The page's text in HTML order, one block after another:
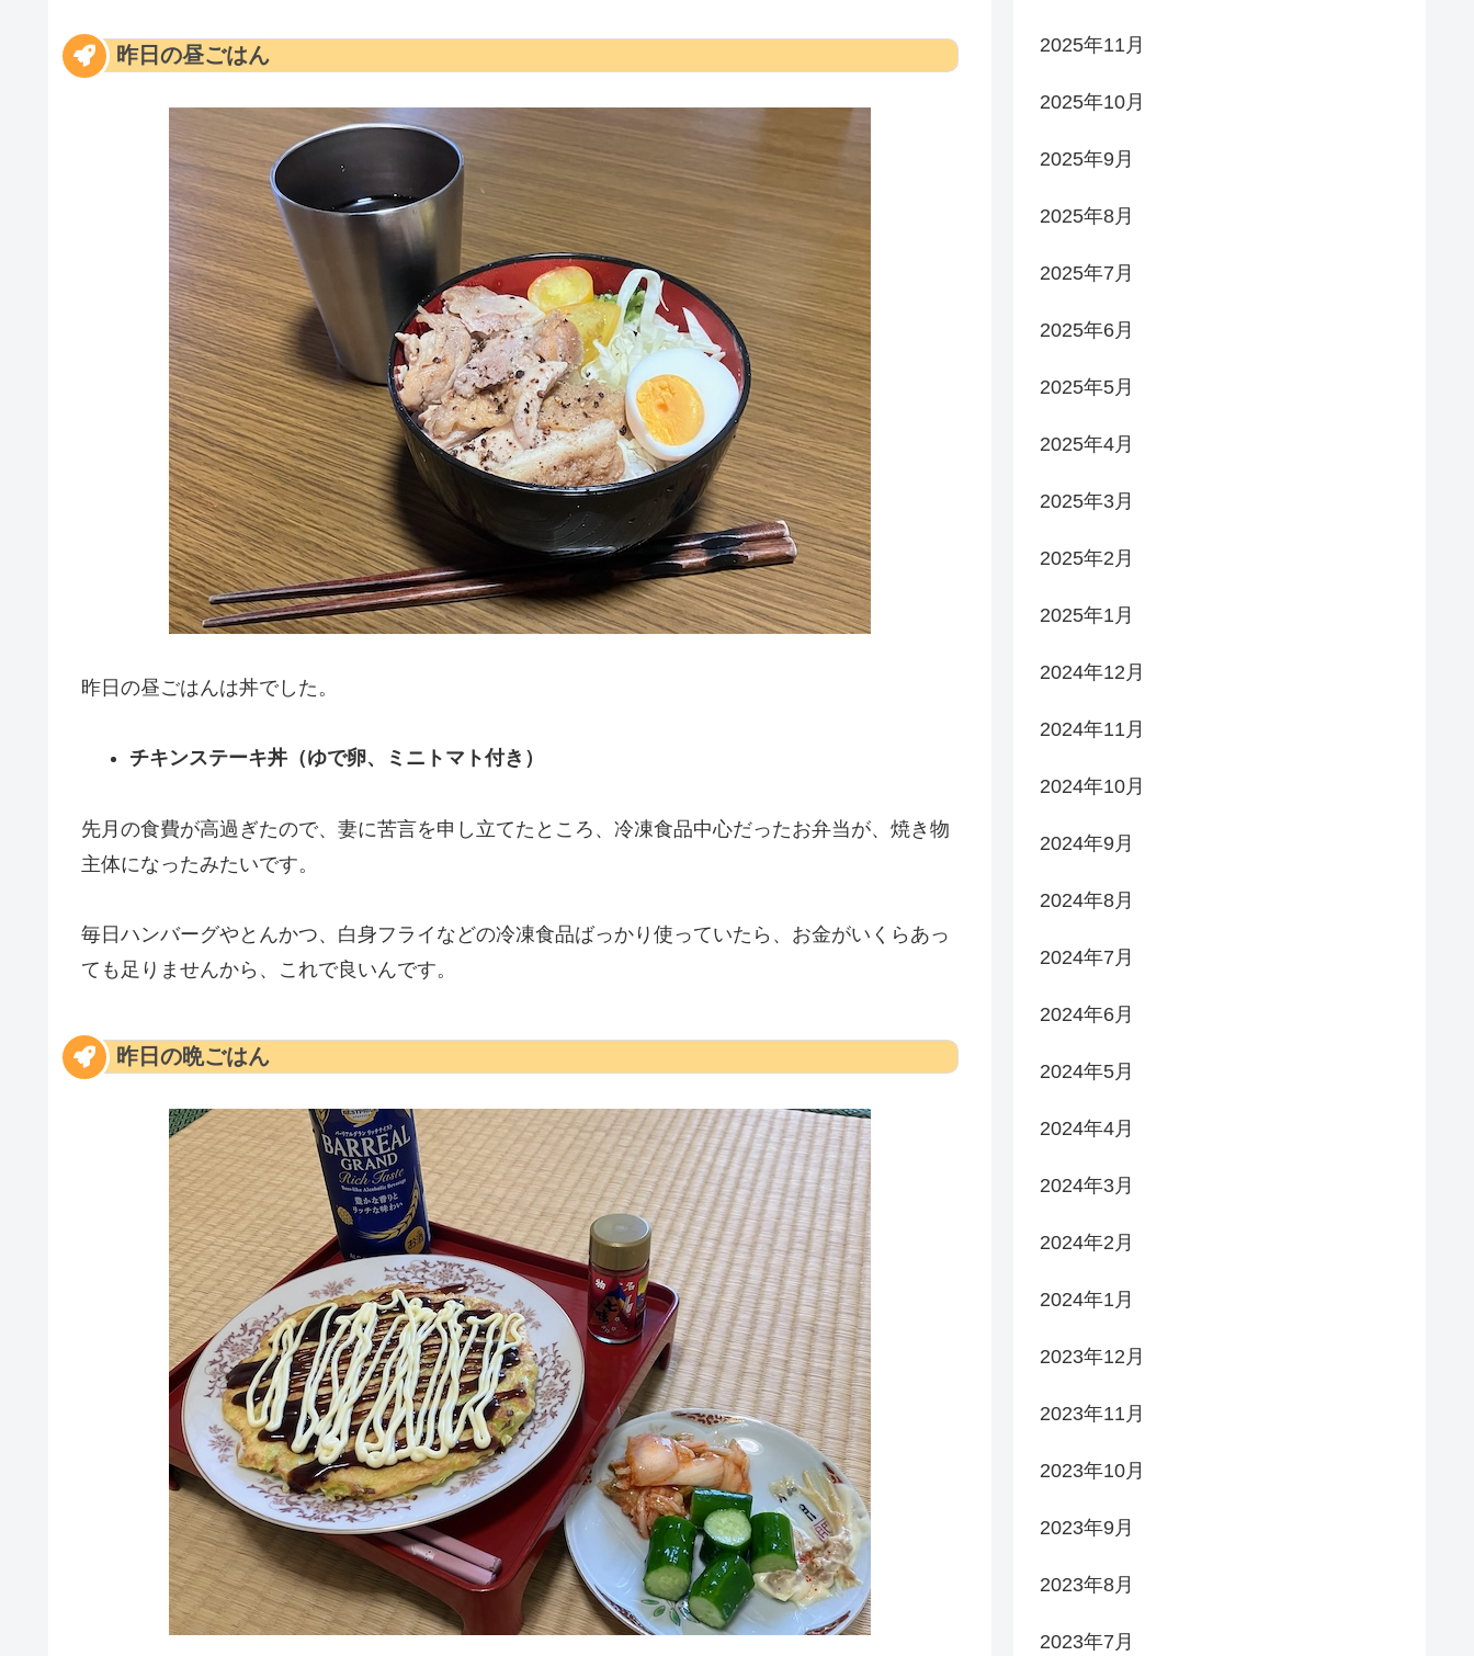
昨日の昼ごはん
昨日の昼ごはんは丼でした。
チキンステーキ丼（ゆで卵、ミニトマト付き）
先月の食費が高過ぎたので、妻に苦言を申し立てたところ、冷凍食品中心だったお弁当が、焼き物
主体になったみたいです。
毎日ハンバーグやとんかつ、白身フライなどの冷凍食品ばっかり使っていたら、お金がいくらあっ
ても足りませんから、これで良いんです。
昨日の晩ごはん
2025年11月
2025年10月
2025年9月
2025年8月
2025年7月
2025年6月
2025年5月
2025年4月
2025年3月
2025年2月
2025年1月
2024年12月
2024年11月
2024年10月
2024年9月
2024年8月
2024年7月
2024年6月
2024年5月
2024年4月
2024年3月
2024年2月
2024年1月
2023年12月
2023年11月
2023年10月
2023年9月
2023年8月
2023年7月